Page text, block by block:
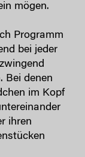
mögen.
Programm
bei jeder
Bei denen
im Kopf
ihren